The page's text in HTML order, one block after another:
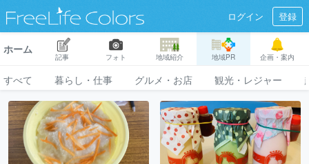
ログイン 登録
ホーム
記事 フォト 地域紹介 地域PR 企画・案内
すべて 暮らし・仕事 グルメ・お店 観光・レジャー